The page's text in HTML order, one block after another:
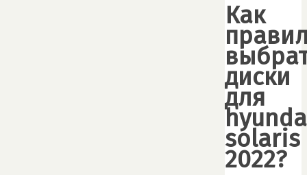
Как
диски
для
solaris
2022?